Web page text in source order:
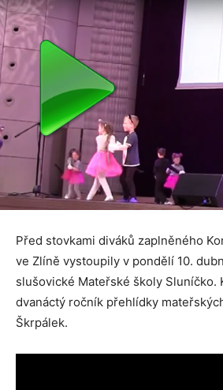
Před stovkami diváků zaplněného
ve Zlíně vystoupily v pondělí 10.
slušovické Mateřské školy Sluníčko.
dvanáctý ročník přehlídky
Škrpálek.